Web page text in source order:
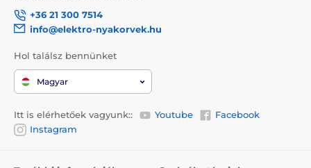
Megjegyzés: A kép csak illusztráció.
változhatnak. A képek csak illusztrációk.
Házak, fekhelyek
+36 21 300 7514
info@elektro-nyakorvek.hu
Hol találsz bennünket
Magyar
Itt is elérhetőek vagyunk:: Youtube
Facebook
Instagram